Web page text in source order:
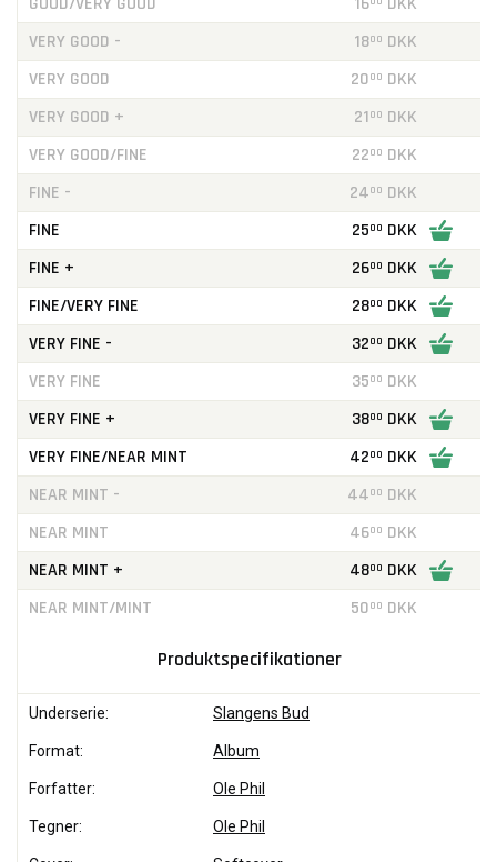
VERY GOOD -
1800 DKK
VERY GOOD
2000 DKK
VERY GOOD +
2100 DKK
VERY GOOD/FINE
2200 DKK
FINE -
2400 DKK
FINE
2500 DKK
FINE +
2600 DKK
FINE/VERY FINE
2800 DKK
VERY FINE -
3200 DKK
VERY FINE
3500 DKK
VERY FINE +
3800 DKK
VERY FINE/NEAR MINT
4200 DKK
NEAR MINT -
4400 DKK
NEAR MINT
4600 DKK
NEAR MINT +
4800 DKK
NEAR MINT/MINT
5000 DKK
Produktspecifikationer
Underserie: Slangens Bud
Format: Album
Forfatter: Ole Phil
Tegner: Ole Phil